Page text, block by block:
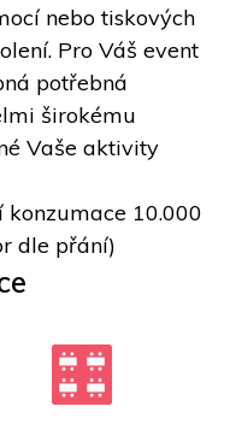
nebo tiskových
Pro Váš event
potřebná
širokému
Vaše aktivity
10.000
dle přání)